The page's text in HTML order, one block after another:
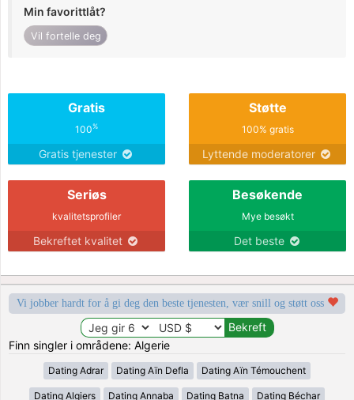
Min favorittlåt?
Vil fortelle deg
Gratis
100%
Gratis tjenester
Støtte
100% gratis
Lyttende moderatorer
Seriøs
kvalitetsprofiler
Bekreftet kvalitet
Besøkende
Mye besøkt
Det beste
Vi jobber hardt for å gi deg den beste tjenesten, vær snill og støtt oss
Finn singler i områdene: Algerie
Dating Adrar Dating Aïn Defla Dating Aïn Témouchent
Dating Algiers Dating Annaba Dating Batna Dating Béchar